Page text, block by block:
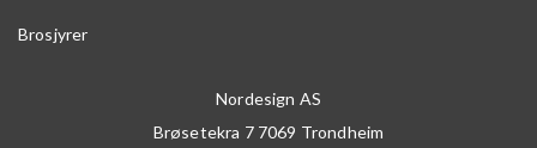
Brosjyrer
Nordesign AS
Brøsetekra 7 7069 Trondheim